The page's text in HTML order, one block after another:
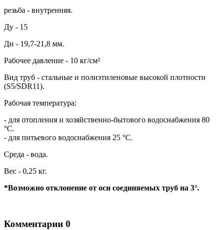
резьба - внутренняя.
Ду - 15
Дн - 19,7-21,8 мм.
Рабочее давление - 10 кг/см²
Вид труб - стальные и полиэтиленовые высокой плотности
(S5/SDR11).
Рабочая температура:
- для отопления и хозяйственно-бытового водоснабжения 80
°С.
- для питьевого водоснабжения 25 °C.
Среда - вода.
Вес - 0,25 кг.
*Возможно отклонение от оси соединяемых труб на 3°.
Комментарии 0